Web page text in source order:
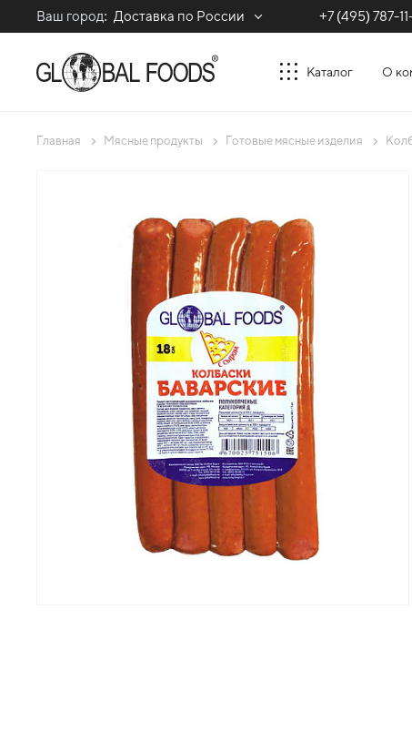
Ваш город: Доставка по России +7 (495) 787-
Каталог О
Главная Мясные продукты Готовые мясные изделия